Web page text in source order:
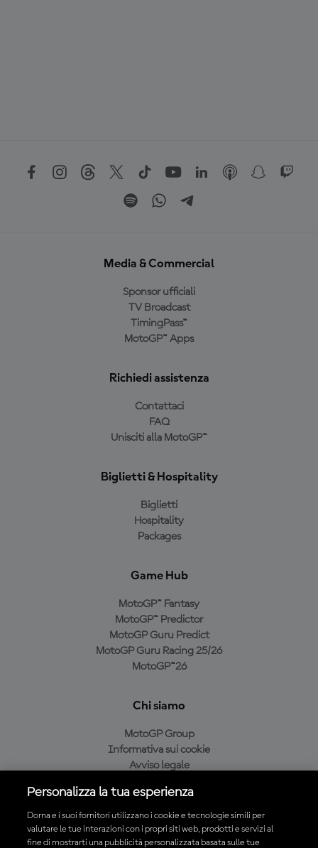
Media & Commercial
Sponsor ufficiali
TV Broadcast
TimingPass™
MotoGP™ Apps
Richiedi assistenza
Contattaci
FAQ
Unisciti alla MotoGP™
Biglietti & Hospitality
Biglietti
Hospitality
Packages
Game Hub
MotoGP™ Fantasy
MotoGP™ Predictor
MotoGP Guru Predict
MotoGP Guru Racing 25/26
MotoGP™26
Chi siamo
MotoGP Group
Informativa sui cookie
Avviso legale
Condizioni di acquisto
Personalizza la tua esperienza
Dorna e i suoi fornitori utilizzano i cookie e tecnologie simili per
valutare le tue interazioni con i propri siti web, prodotti e servizi al
fine di mostrarti una pubblicità personalizzata basata sulle tue